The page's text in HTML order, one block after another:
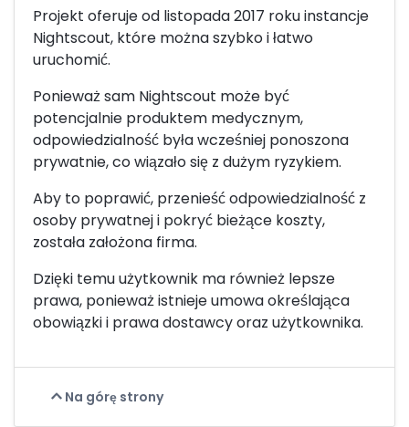
Projekt oferuje od listopada 2017 roku instancje
Nightscout, które można szybko i łatwo
uruchomić.
Ponieważ sam Nightscout może być
potencjalnie produktem medycznym,
odpowiedzialność była wcześniej ponoszona
prywatnie, co wiązało się z dużym ryzykiem.
Aby to poprawić, przenieść odpowiedzialność z
osoby prywatnej i pokryć bieżące koszty,
została założona firma.
Dzięki temu użytkownik ma również lepsze
prawa, ponieważ istnieje umowa określająca
obowiązki i prawa dostawcy oraz użytkownika.
Na górę strony